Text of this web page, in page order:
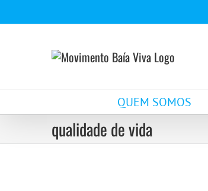
para
QUEM SOMOS
qualidade de vida